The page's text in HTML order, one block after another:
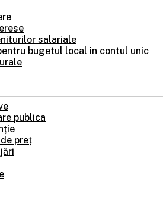
salariale
bugetul local in contul unic
publica
preț